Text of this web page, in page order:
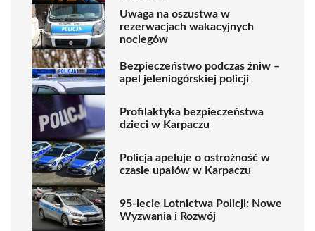
Uwaga na oszustwa w
rezerwacjach wakacyjnych
noclegów
Bezpieczeństwo podczas żniw –
apel jeleniogórskiej policji
Profilaktyka bezpieczeństwa
dzieci w Karpaczu
Policja apeluje o ostrożność w
czasie upałów w Karpaczu
95-lecie Lotnictwa Policji: Nowe
Wyzwania i Rozwój